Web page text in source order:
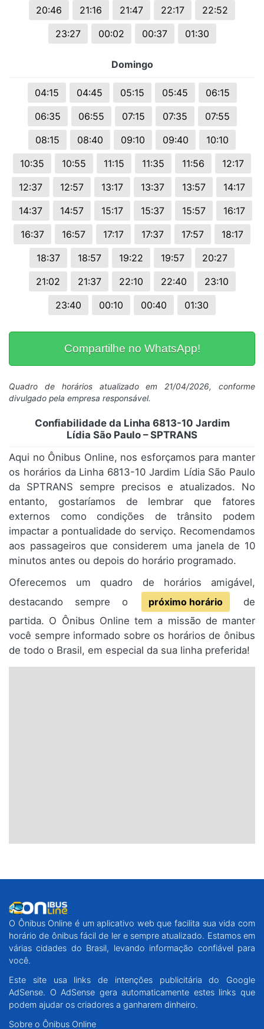
20:46
21:16 21:47 22:17
22:52
23:27
00:02 00:37 01:30
Domingo
04:15 04:45 05:15 05:45
06:15
06:35
06:55 07:15 07:35
07:55
08:15
08:40 09:10 09:40
10:10
10:35
10:55 11:15 11:35 11:56
12:17
12:37
12:57 13:17 13:37 13:57
14:17
14:37
14:57 15:17 15:37 15:57
16:17
16:37
16:57 17:17 17:37 17:57
18:17
18:37
18:57 19:22 19:57
20:27
21:02
21:37 22:10 22:40
23:10
23:40
00:10 00:40 01:30
Compartilhe no WhatsApp!
Quadro de horários atualizado em 21/04/2026, conforme
divulgado pela empresa responsável.
Confiabilidade da Linha 6813-10 Jardim
Lídia São Paulo – SPTRANS
Aqui no Ônibus Online, nos esforçamos para manter
os horários da Linha 6813-10 Jardim Lídia São Paulo
da SPTRANS sempre precisos e atualizados. No
entanto, gostaríamos de lembrar que fatores
externos como condições de trânsito podem
impactar a pontualidade do serviço. Recomendamos
aos passageiros que considerem uma janela de 10
minutos antes ou depois do horário programado.
Oferecemos um quadro de horários amigável,
destacando sempre o
próximo horário
de
partida. O Ônibus Online tem a missão de manter
você sempre informado sobre os horários de ônibus
de todo o Brasil, em especial da sua linha preferida!
O Ônibus Online é um aplicativo web que facilita sua vida com
horário de ônibus fácil de ler e sempre atualizado. Estamos em
várias cidades do Brasil, levando informação confiável para
você.
Este site usa links de intenções publicitária do Google
AdSense. O AdSense gera automaticamente estes links que
podem ajudar os criadores a ganharem dinheiro.
Sobre o Ônibus Online